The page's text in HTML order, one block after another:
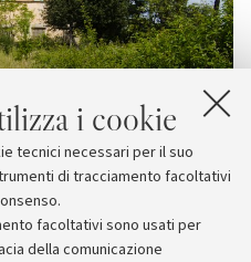
i cookie
tecnici necessari per il suo
di tracciamento facoltativi
facoltativi sono usati per
della comunicazione